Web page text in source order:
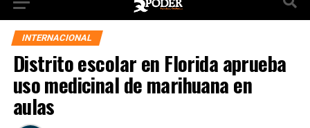
INTERNACIONAL
Distrito escolar en Florida aprueba
uso medicinal de marihuana en
aulas